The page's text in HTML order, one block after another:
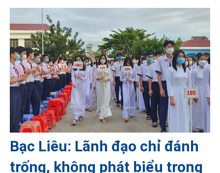
Bạc Liêu: Lãnh đạo chỉ đánh
trống, không phát biểu trong